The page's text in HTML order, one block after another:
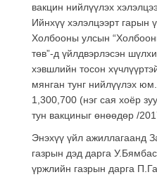
вакцин нийлүүлэх
Ийнхүү хэлэлцээрт гарын
Холбооны улсын
төв”-д үйлдвэрлэсэн
хэвшлийн тосон
мянган тунг нийлүүлэх
1,300,700 (нэг сая хоёр
тун вакциныг өнөөдөр /
Энэхүү үйл ажиллагаанд
газрын дэд дарга
үржлийн газрын дарга